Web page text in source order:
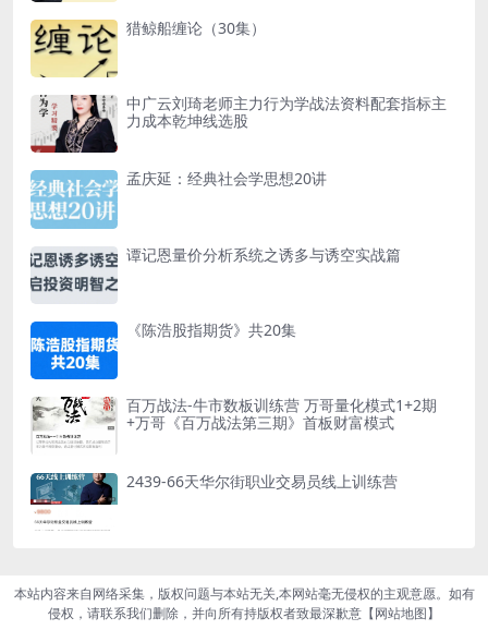
猎鲸船缠论（30集）
中广云刘琦老师主力行为学战法资料配套指标主
力成本乾坤线选股
孟庆延：经典社会学思想20讲
谭记恩量价分析系统之诱多与诱空实战篇
《陈浩股指期货》共20集
百万战法-牛市数板训练营 万哥量化模式1+2期
+万哥《百万战法第三期》首板财富模式
2439-66天华尔街职业交易员线上训练营
本站内容来自网络采集，版权问题与本站无关,本网站毫无侵权的主观意愿。如有
侵权，请联系我们删除，并向所有持版权者致最深歉意【网站地图】